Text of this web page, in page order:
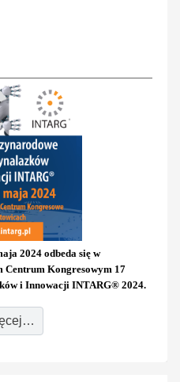
2024 odbeda się w
Centrum Kongresowym 17
i Innowacji INTARG® 2024.